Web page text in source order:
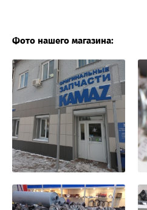
Фото нашего магазина: